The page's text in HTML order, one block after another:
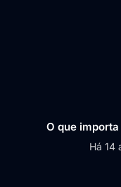
O que
Há 14